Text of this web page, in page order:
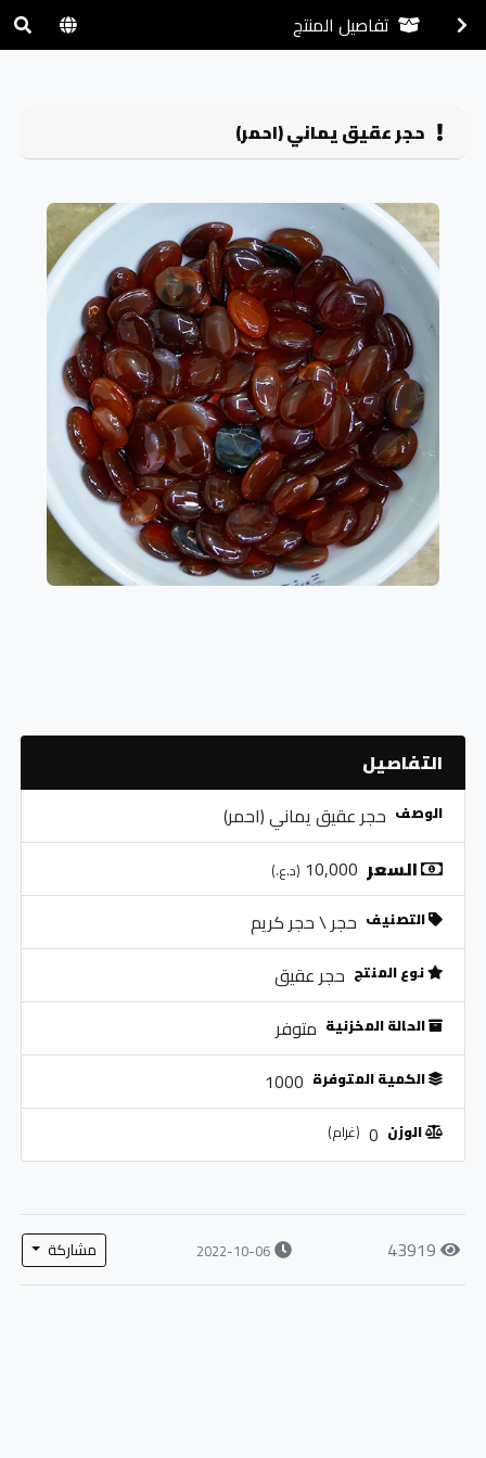
تفاصيل المنتج
حجر عقيق يماني (احمر)
التفاصيل
الوصف حجر عقيق يماني (احمر)
السعر 10,000 (د.ع.)
التصنيف حجر \ حجر كريم
نوع المنتج حجر عقيق
الحالة المخزنية متوفر
الكمية المتوفرة 1000
الوزن 0 (غرام)
43919
2022-10-06 مشاركة